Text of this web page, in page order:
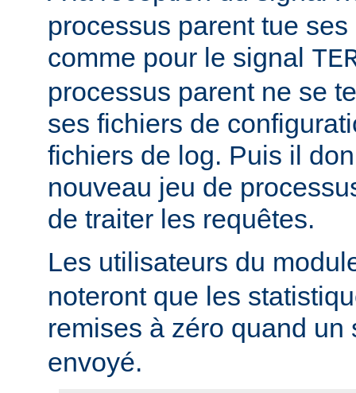
processus parent tue
comme pour le signal
processus parent ne se
ses fichiers de
fichiers de log. Puis il
nouveau jeu de
de traiter les requêtes.
Les utilisateurs du
noteront que les
remises à zéro quand
envoyé.